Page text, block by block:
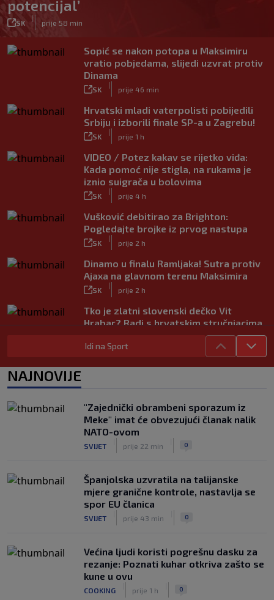
potencijal’
SK
|
prije 58 min
Sopić se nakon potopa u Maksimiru
vratio pobjedama, slijedi uzvrat protiv
Dinama
SK
|
prije 46 min
Hrvatski mladi vaterpolisti pobijedili
Srbiju i izborili finale SP-a u Zagrebu!
SK
|
prije 1 h
VIDEO / Potez kakav se rijetko viđa:
Kada pomoć nije stigla, na rukama je
iznio suigrača u bolovima
SK
|
prije 4 h
Vušković debitirao za Brighton:
Pogledajte brojke iz prvog nastupa
SK
|
prije 2 h
Dinamo u finalu Ramljaka! Sutra protiv
Ajaxa na glavnom terenu Maksimira
SK
|
prije 2 h
Tko je zlatni slovenski dečko Vit
Hrabar? Radi s hrvatskim stručnjacima,
SK
|
prije 3 h
Vodič za prvenstvo Nizozemske na SK:
Hrvati
SK
|
prije 5 h
Slatke muke za Bilića: Bio je na širem
popisu Vatrenih za SP, a sada je
SK
|
prije 4 h
Idi na Sport
NAJNOVIJE
"Zajednički obrambeni sporazum iz
Meke" imat će obvezujući članak nalik
NATO-ovom
SVIJET prije 22 min 0
Španjolska uzvratila na talijanske
mjere granične kontrole, nastavlja se
spor EU članica
SVIJET prije 43 min 0
Većina ljudi koristi pogrešnu dasku za
rezanje: Poznati kuhar otkriva zašto se
kune u ovu
COOKING prije 1 h 0